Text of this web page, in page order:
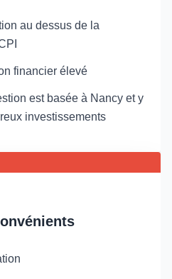
au dessus de la
financier élevé
est basée à Nancy et y
investissements